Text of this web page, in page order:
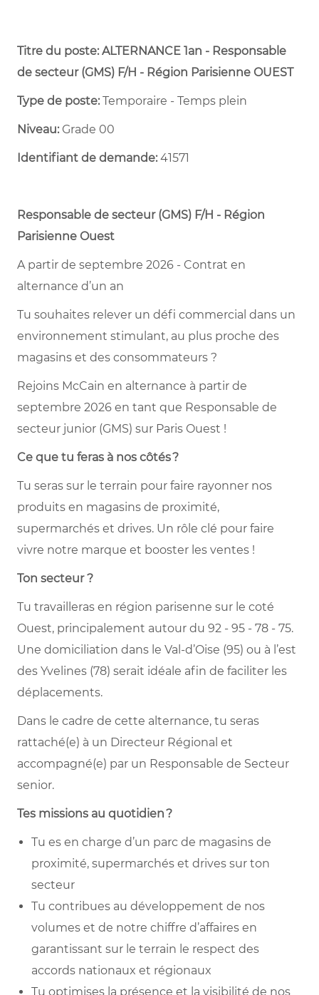
Titre du poste: ALTERNANCE 1an - Responsable
de secteur (GMS) F/H - Région Parisienne OUEST
Type de poste:Temporaire - Temps plein ​
Niveau: Grade 00
Identifiant de demande:41571
Responsable de secteur (GMS) F/H - Région
Parisienne Ouest
A partir de septembre 2026 - Contrat en
alternance d’un an
Tu souhaites relever un défi commercial dans un
environnement stimulant, au plus proche des
magasins et des consommateurs ?
Rejoins McCain en alternance à partir de
septembre 2026 en tant que Responsable de
secteur junior (GMS) sur Paris Ouest !
Ce que tu feras à nos côtés?
Tu seras sur le terrain pour faire rayonner nos
produits en magasins de proximité,
supermarchés et drives. Un rôle clé pour faire
vivre notre marque et booster les ventes !
Ton secteur ?
Tu travailleras en région parisenne sur le coté
Ouest, principalement autour du 92 - 95 - 78 - 75.
Une domiciliation dans le Val-d’Oise (95) ou à l’est
des Yvelines (78) serait idéale afin de faciliter les
déplacements.
Dans le cadre de cette alternance, tu seras
rattaché(e) à un Directeur Régional et
accompagné(e) par un Responsable de Secteur
senior.
Tes missions au quotidien?
Tu es en charge d’un parc de magasins de
proximité, supermarchés et drives sur ton
secteur
Tu contribues au développement de nos
volumes et de notre chiffre d’affaires en
garantissant sur le terrain le respect des
accords nationaux et régionaux
Tu optimises la présence et la visibilité de nos